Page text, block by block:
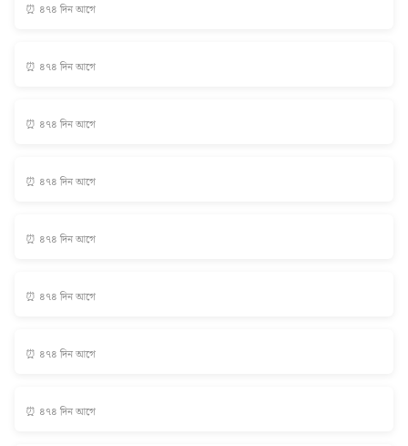
⏰ ৪৭৪ দিন আগে
⏰ ৪৭৪ দিন আগে
⏰ ৪৭৪ দিন আগে
⏰ ৪৭৪ দিন আগে
⏰ ৪৭৪ দিন আগে
⏰ ৪৭৪ দিন আগে
⏰ ৪৭৪ দিন আগে
⏰ ৪৭৪ দিন আগে